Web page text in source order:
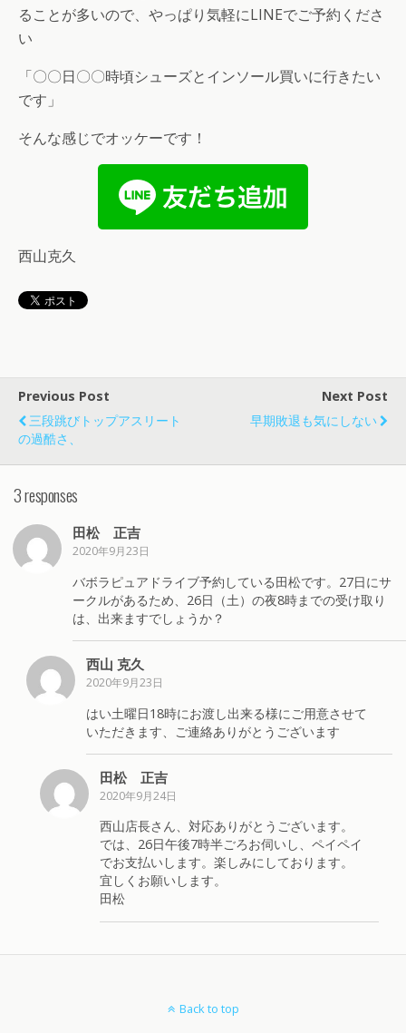
ることが多いので、やっぱり気軽にLINEでご予約くださ
い
「〇〇日〇〇時頃シューズとインソール買いに行きたい
です」
そんな感じでオッケーです！
西山克久
Previous Post
三段跳びトップアスリート
の過酷さ、
Next Post
早期敗退も気にしない
3 responses
田松 正吉
2020年9月23日
バボラピュアドライブ予約している田松です。27日にサ
ークルがあるため、26日（土）の夜8時までの受け取り
は、出来ますでしょうか？
西山 克久
2020年9月23日
はい土曜日18時にお渡し出来る様にご用意させて
いただきます、ご連絡ありがとうございます
田松 正吉
2020年9月24日
西山店長さん、対応ありがとうございます。
では、26日午後7時半ごろお伺いし、ペイペイ
でお支払いします。楽しみにしております。
宜しくお願いします。
田松
Back to top